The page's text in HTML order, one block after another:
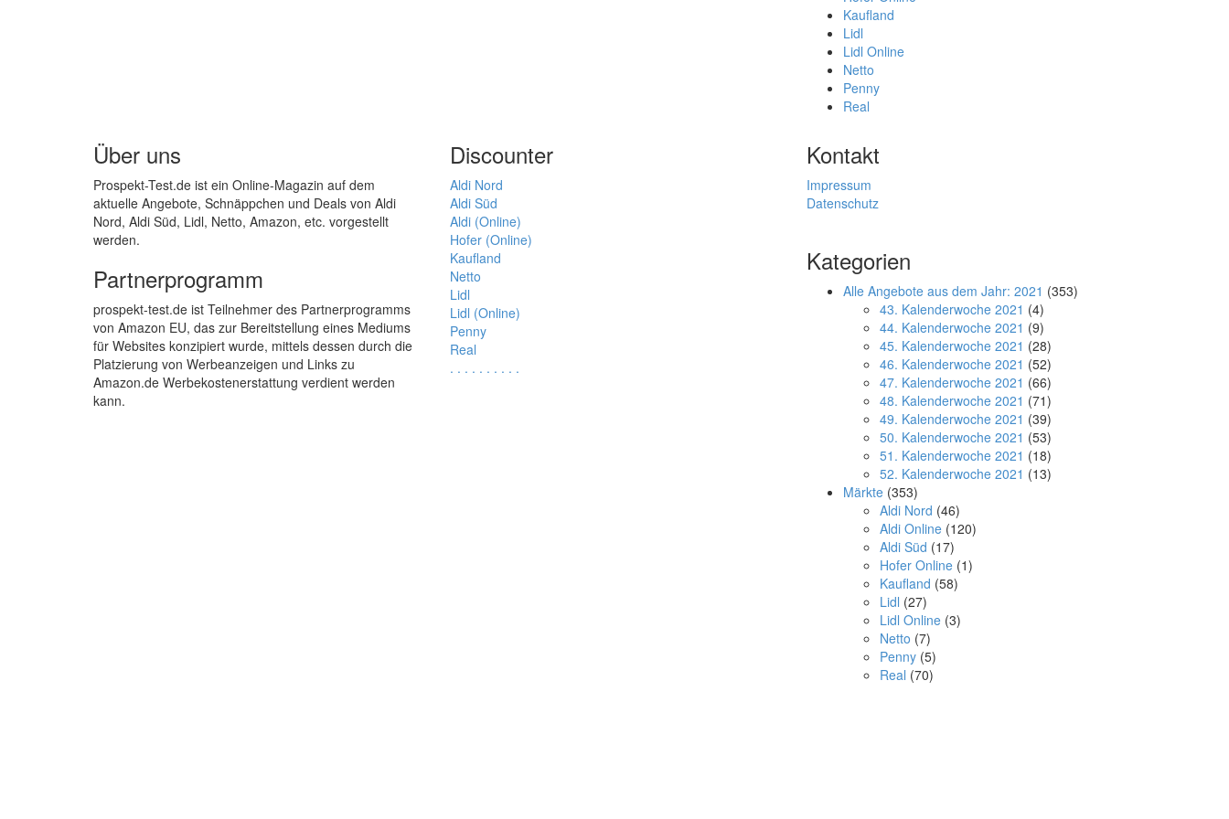
Kaufland
Lidl
Lidl Online
Netto
Penny
Real
Über uns
Prospekt-Test.de ist ein Online-Magazin auf dem
aktuelle Angebote, Schnäppchen und Deals von Aldi
Nord, Aldi Süd, Lidl, Netto, Amazon, etc. vorgestellt
werden.
Partnerprogramm
prospekt-test.de ist Teilnehmer des Partnerprogramms
von Amazon EU, das zur Bereitstellung eines Mediums
für Websites konzipiert wurde, mittels dessen durch die
Platzierung von Werbeanzeigen und Links zu
Amazon.de Werbekostenerstattung verdient werden
kann.
Discounter
Aldi Nord
Aldi Süd
Aldi (Online)
Hofer (Online)
Kaufland
Netto
Lidl
Lidl (Online)
Penny
Real
. . . . . . . . . .
Kontakt
Impressum
Datenschutz
Kategorien
Alle Angebote aus dem Jahr: 2021 (353)
43. Kalenderwoche 2021 (4)
44. Kalenderwoche 2021 (9)
45. Kalenderwoche 2021 (28)
46. Kalenderwoche 2021 (52)
47. Kalenderwoche 2021 (66)
48. Kalenderwoche 2021 (71)
49. Kalenderwoche 2021 (39)
50. Kalenderwoche 2021 (53)
51. Kalenderwoche 2021 (18)
52. Kalenderwoche 2021 (13)
Märkte (353)
Aldi Nord (46)
Aldi Online (120)
Aldi Süd (17)
Hofer Online (1)
Kaufland (58)
Lidl (27)
Lidl Online (3)
Netto (7)
Penny (5)
Real (70)